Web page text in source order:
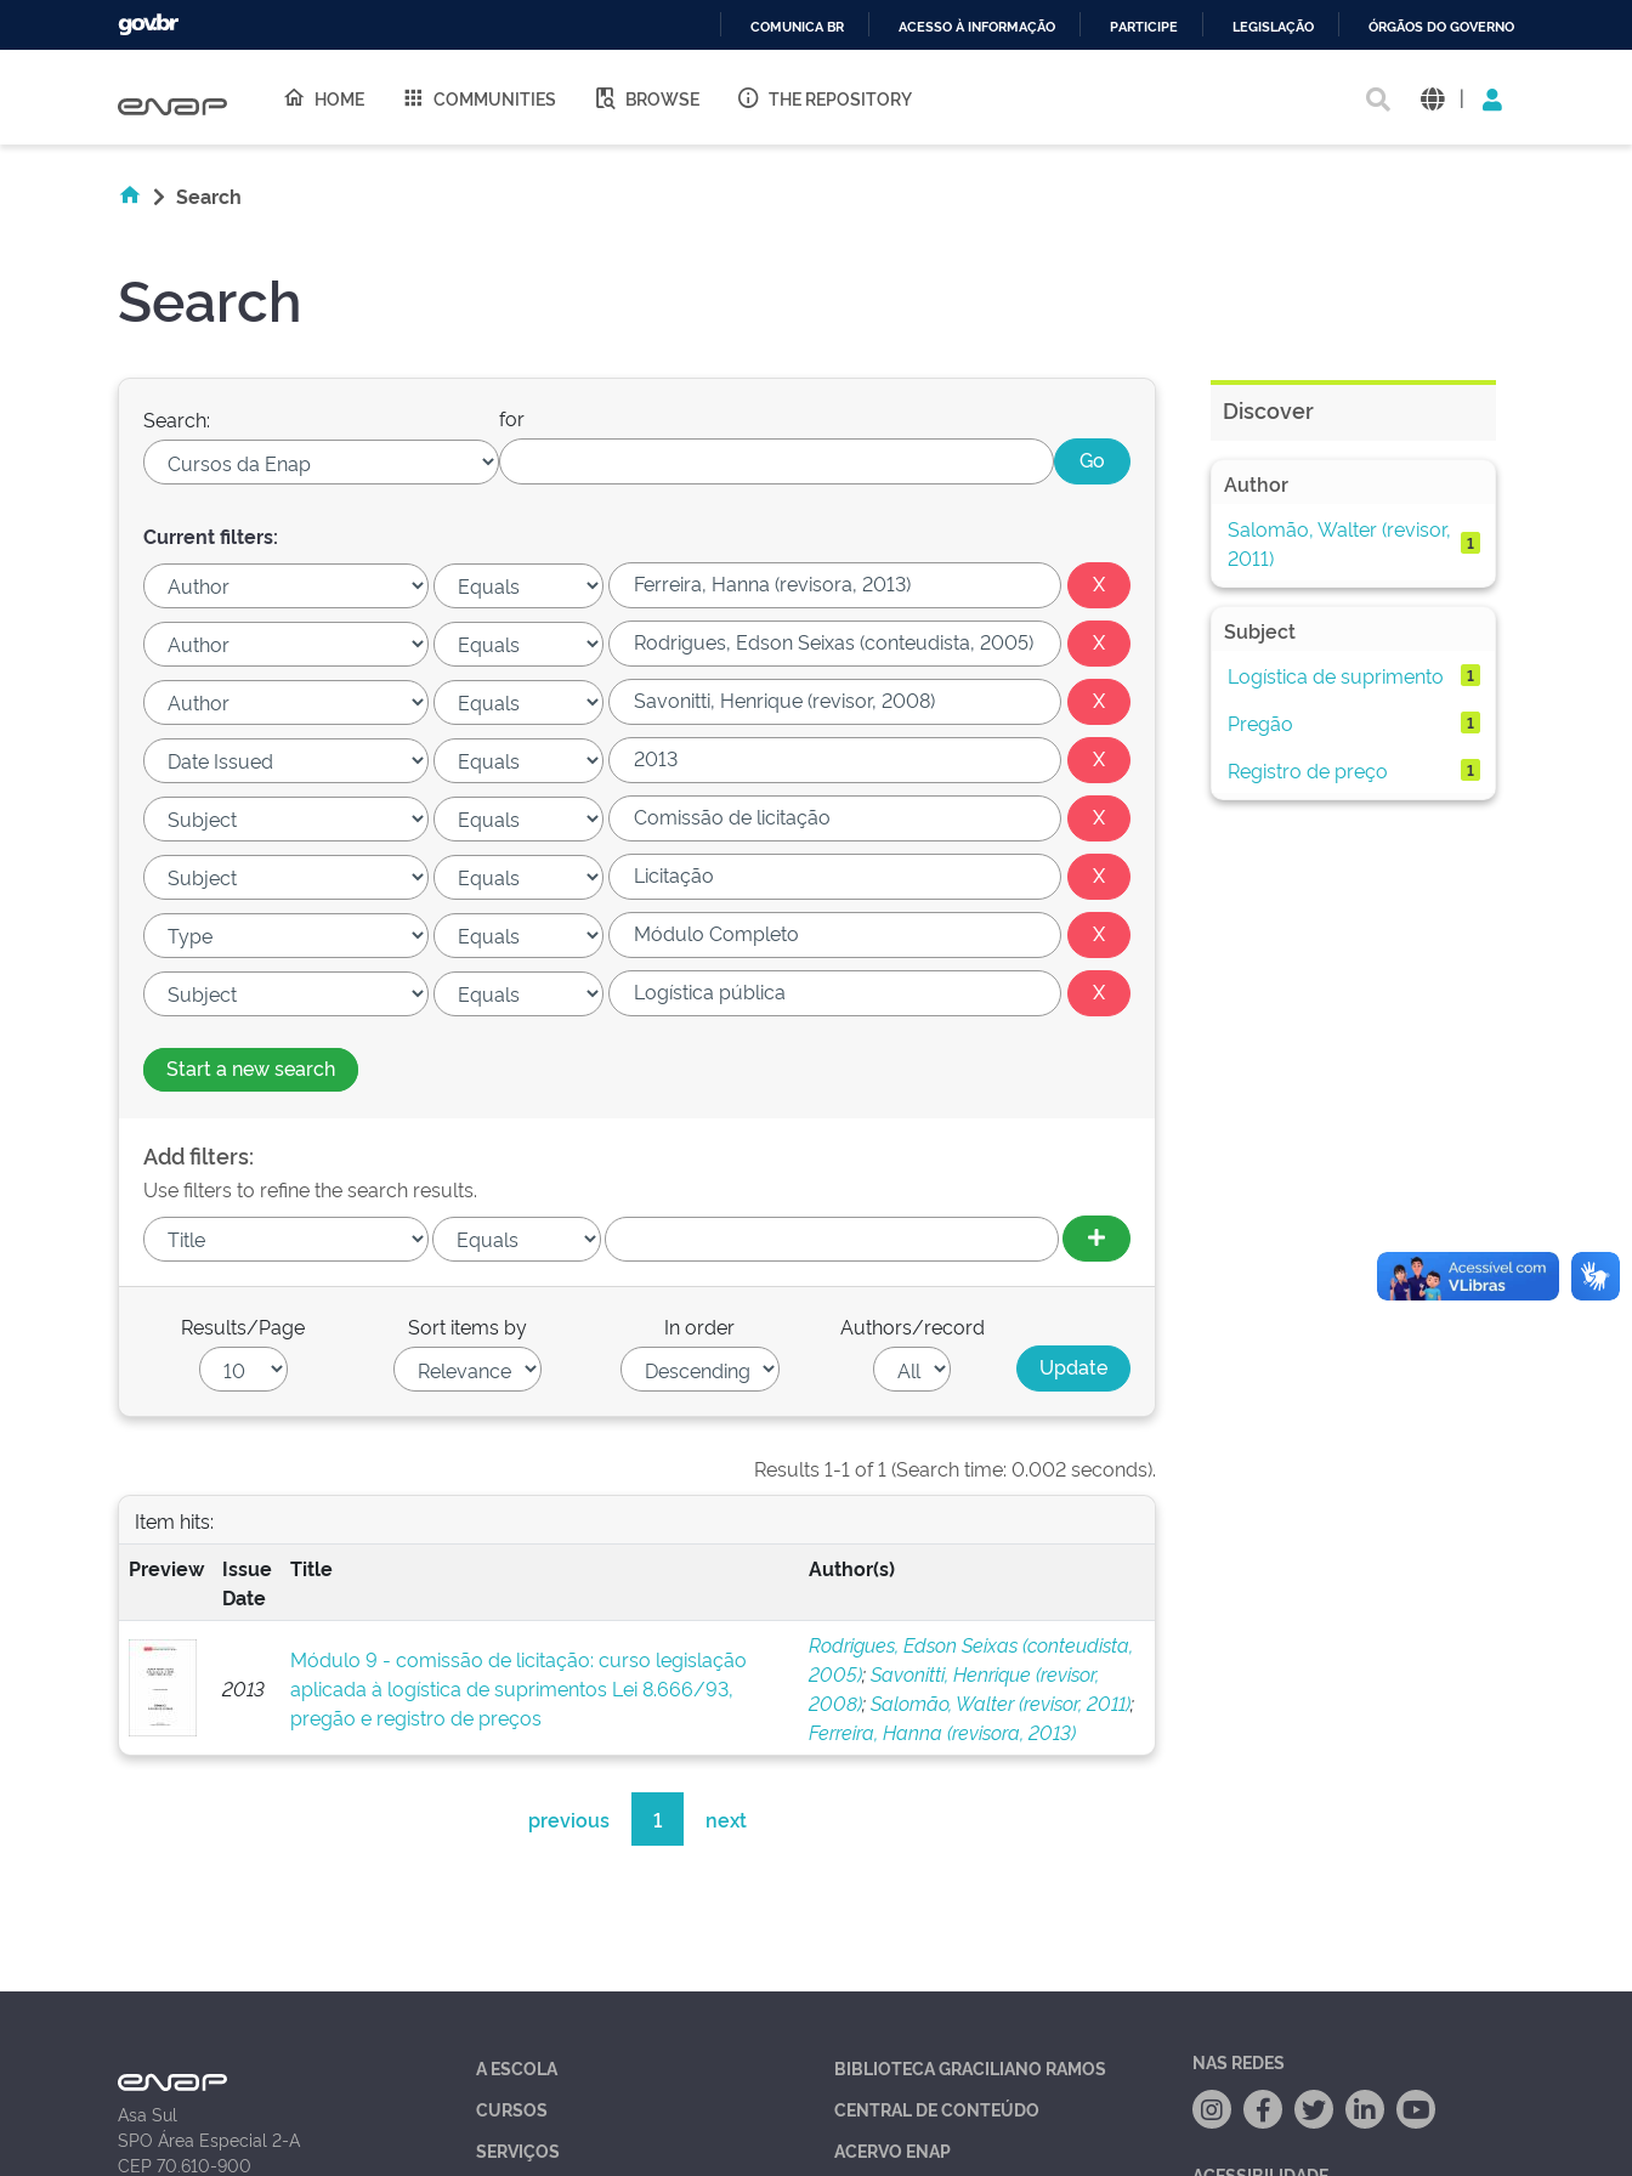
O
COMUNICA BR ACESSO À INFORMAÇÃO PARTICIPE LEGISLAÇÃO ÓRGÃOS DO GOVERNO
HOME COMMUNITIES BROWSE THE REPOSITORY |
Search
Search
Search: for
Current filters:
Start a new search
Add filters:
Use filters to refine the search results.
Results/Page Sort items by In order Authors/record
Results 1-1 of 1 (Search time: 0.002 seconds).
Item hits:
Preview
Issue
Date
Title Author(s)
2013
Módulo 9 - comissão de licitação: curso legislação
aplicada à logística de suprimentos Lei 8.666/93,
pregão e registro de preços
Rodrigues, Edson Seixas (conteudista,
2005);Savonitti, Henrique (revisor,
2008);Salomão, Walter (revisor, 2011);
Ferreira, Hanna (revisora, 2013)
previous 1 next
Discover
Author
Salomão, Walter (revisor,
2011)
1
Subject
Logística de suprimento
1
Pregão 1
Registro de preço 1
Asa Sul
SPO Área Especial 2-A
CEP 70.610-900
A ESCOLA
CURSOS
SERVIÇOS
BIBLIOTECA GRACILIANO RAMOS
CENTRAL DE CONTEÚDO
ACERVO ENAP
NAS REDES